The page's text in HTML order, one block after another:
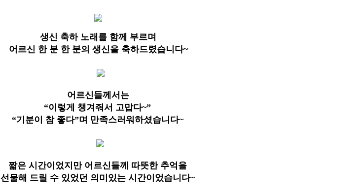
생신 축하 노래를 함께 부르며
어르신 한 분 한 분의 생신을 축하드렸습니다~
어르신들께서는
“이렇게 챙겨줘서 고맙다~”
“기분이 참 좋다”며 만족스러워하셨습니다~
짧은 시간이었지만 어르신들께 따뜻한 추억을
선물해 드릴 수 있었던 의미있는 시간이었습니다~